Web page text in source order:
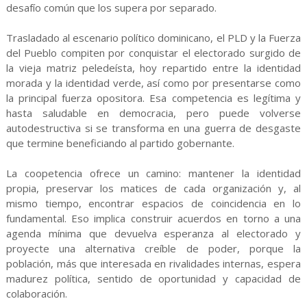
desafío común que los supera por separado.
Trasladado al escenario político dominicano, el PLD y la Fuerza
del Pueblo compiten por conquistar el electorado surgido de
la vieja matriz peledeísta, hoy repartido entre la identidad
morada y la identidad verde, así como por presentarse como
la principal fuerza opositora. Esa competencia es legítima y
hasta saludable en democracia, pero puede volverse
autodestructiva si se transforma en una guerra de desgaste
que termine beneficiando al partido gobernante.
La coopetencia ofrece un camino: mantener la identidad
propia, preservar los matices de cada organización y, al
mismo tiempo, encontrar espacios de coincidencia en lo
fundamental. Eso implica construir acuerdos en torno a una
agenda mínima que devuelva esperanza al electorado y
proyecte una alternativa creíble de poder, porque la
población, más que interesada en rivalidades internas, espera
madurez política, sentido de oportunidad y capacidad de
colaboración.